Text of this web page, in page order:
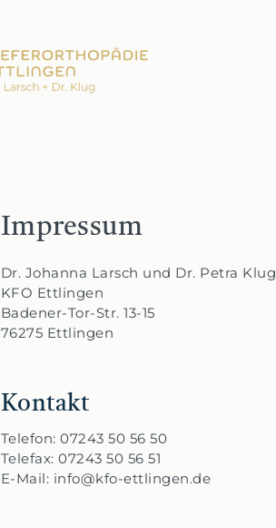
Impressum
Dr. Johanna Larsch und Dr. Petra Klug
KFO Ettlingen
Badener-Tor-Str. 13-15
76275 Ettlingen
Kontakt
Telefon: 07243 50 56 50
Telefax: 07243 50 56 51
E-Mail: info@kfo-ettlingen.de